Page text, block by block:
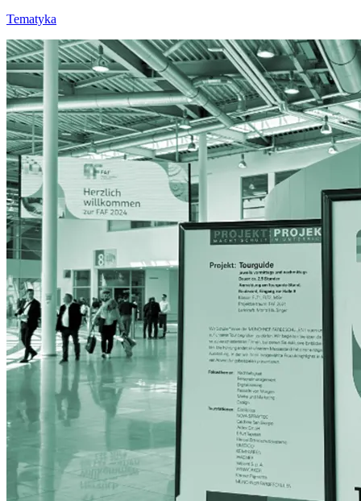
Tematyka